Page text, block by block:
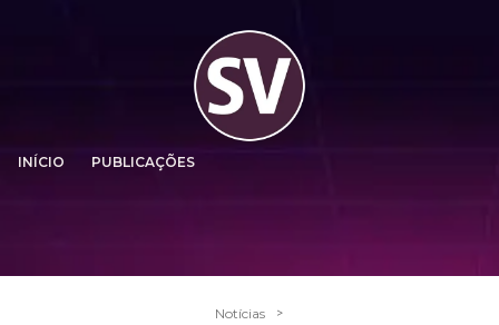
INÍCIO PUBLICAÇÕES
Notícias >